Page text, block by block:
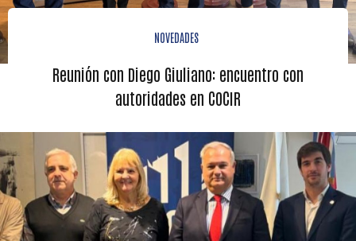
NOVEDADES
Reunión con Diego Giuliano: encuentro con
autoridades en COCIR